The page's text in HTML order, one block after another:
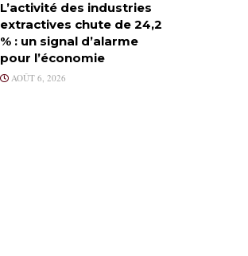
L’activité des industries
extractives chute de 24,2
% : un signal d’alarme
pour l’économie
AOÛT 6, 2026